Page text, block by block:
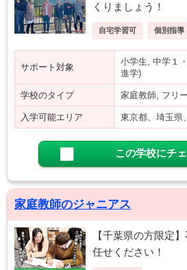
くりましょう！
自宅学習可 個別指導
サポート対象
小学生, 中学１
進学)
学校のタイプ 家庭教師, フリ
入学可能エリア 東京都、埼玉県
この学校にチ
家庭教師のジャニアス
【千葉県の方限定
任せください！